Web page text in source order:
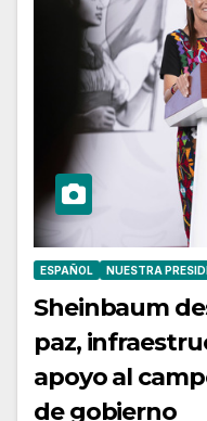
ESPAÑOL NUESTRA
Sheinbaum
paz,
apoyo al
de gobierno